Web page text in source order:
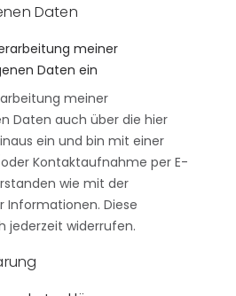
Daten
meiner
Daten ein
meiner
Daten auch über die hier
ein und bin mit einer
Kontaktaufnahme per E-
wie mit der
Informationen. Diese
jederzeit widerrufen.